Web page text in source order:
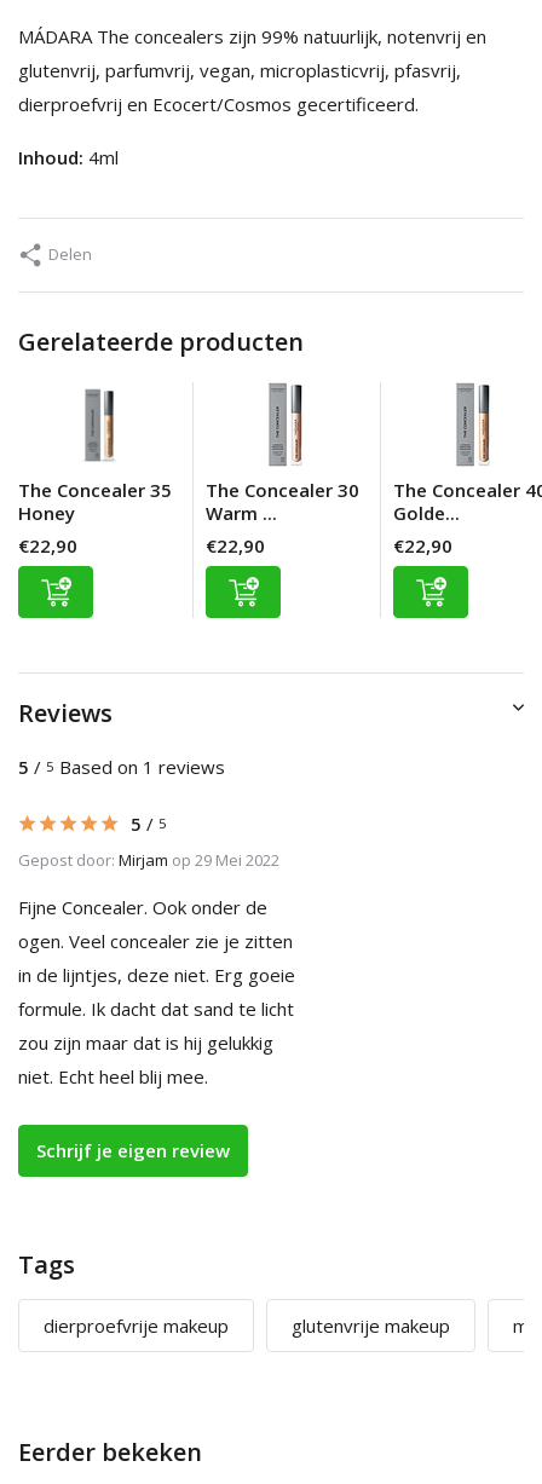
MÁDARA The concealers zijn 99% natuurlijk, notenvrij en
glutenvrij, parfumvrij, vegan, microplasticvrij, pfasvrij,
dierproefvrij en Ecocert/Cosmos gecertificeerd.
Inhoud: 4ml
Delen
Gerelateerde producten
The Concealer 35
Honey
€22,90
The Concealer 30
Warm ...
€22,90
The Concealer
Golde...
€22,90
Reviews
5 / 5 Based on 1 reviews
5 / 5
Gepost door: Mirjam op 29 Mei 2022
Fijne Concealer. Ook onder de
ogen. Veel concealer zie je zitten
in de lijntjes, deze niet. Erg goeie
formule. Ik dacht dat sand te licht
zou zijn maar dat is hij gelukkig
niet. Echt heel blij mee.
Schrijf je eigen review
Tags
dierproefvrije makeup glutenvrije makeup
Eerder bekeken